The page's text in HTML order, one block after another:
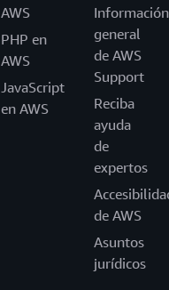
AWS
PHP en
AWS
JavaScript
en AWS
Información
general
de AWS
Support
Reciba
ayuda
de
expertos
de AWS
Asuntos
jurídicos